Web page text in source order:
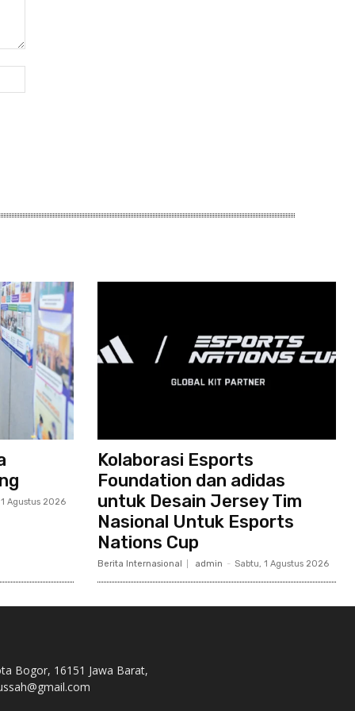
Agustus 2026
Kolaborasi Esports
Foundation dan adidas
untuk Desain Jersey Tim
Nasional Untuk Esports
Nations Cup
Berita Internasional admin - Sabtu, 1 Agustus 2026
Bogor, 16151 Jawa Barat,